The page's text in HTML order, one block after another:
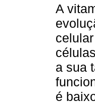
A
a sua
é